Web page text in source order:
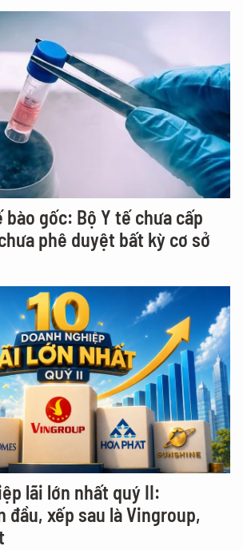
gốc: Bộ Y tế chưa cấp
phê duyệt bất kỳ cơ sở
lãi lớn nhất quý II:
đầu, xếp sau là Vingroup,